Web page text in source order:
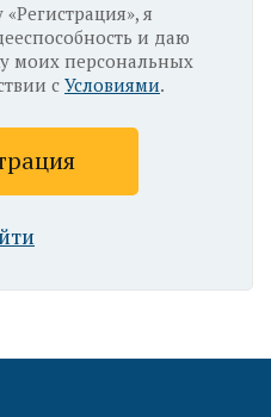
я
и даю
моих персональных
с Условиями.